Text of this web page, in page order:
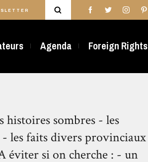
Agenda Foreign Rights
sombres - les
les faits divers provinciaux
si on cherche : - un